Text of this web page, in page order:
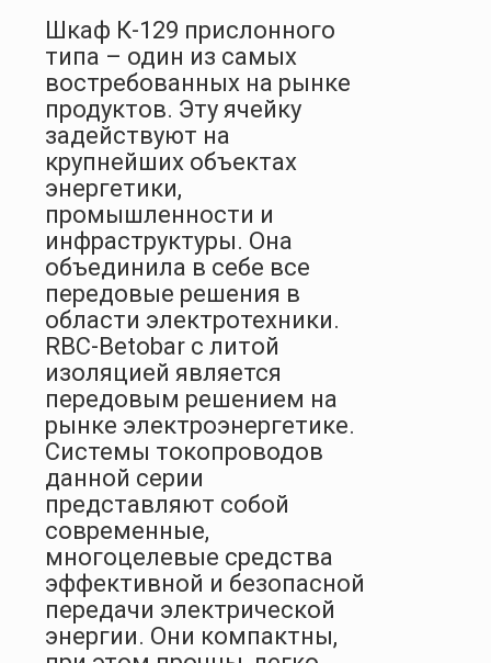
Шкаф К-129 прислонного
типа – один из самых
востребованных на рынке
продуктов. Эту ячейку
задействуют на
крупнейших объектах
энергетики,
промышленности и
инфраструктуры. Она
объединила в себе все
передовые решения в
области электротехники.
RBC-Betobar с литой
изоляцией является
передовым решением на
рынке электроэнергетике.
Системы токопроводов
данной серии
представляют собой
современные,
многоцелевые средства
эффективной и безопасной
передачи электрической
энергии. Они компактны,